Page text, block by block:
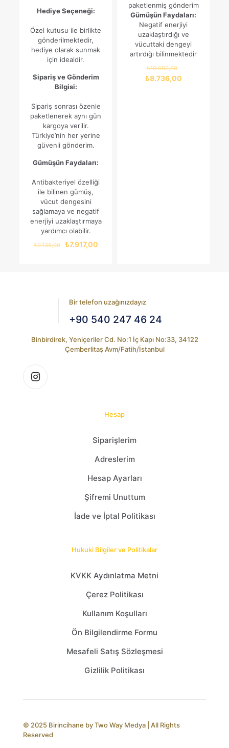
Hediye Seçeneği:
Özel kutusu ile birlikte
gönderilmektedir,
hediye olarak sunmak
için idealdir.
Sipariş ve Gönderim
Bilgisi:
Sipariş sonrası özenle
paketlenerek aynı gün
kargoya verilir.
Türkiye’nin her yerine
güvenli gönderim.
Gümüşün Faydaları:
Antibakteriyel özelliği
ile bilinen gümüş,
vücut dengesini
sağlamaya ve negatif
enerjiyi uzaklaştırmaya
yardımcı olabilir.
₺9.135,00
Orijinal
₺7.917,00Şu
paketlenmiş gönderim
Gümüşün Faydaları:
Negatif enerjiyi
uzaklaştırdığı ve
vücuttaki dengeyi
artırdığı bilinmektedir
₺10.080,00
fiyat:
₺8.736,00Şu
Bir telefon uzağınızdayız
+90 540 247 46 24
Binbirdirek, Yeniçeriler Cd. No:1 İç Kapı No:33, 34122
Çemberlitaş Avm/Fatih/İstanbul
Hesap
Siparişlerim
Adreslerim
Hesap Ayarları
Şifremi Unuttum
İade ve İptal Politikası
Hukuki Bilgiler ve Politikalar
KVKK Aydınlatma Metni
Çerez Politikası
Kullanım Koşulları
Ön Bilgilendirme Formu
Mesafeli Satış Sözleşmesi
Gizlilik Politikası
© 2025 Birincihane byTwo Way Medya | All Rights
Reserved